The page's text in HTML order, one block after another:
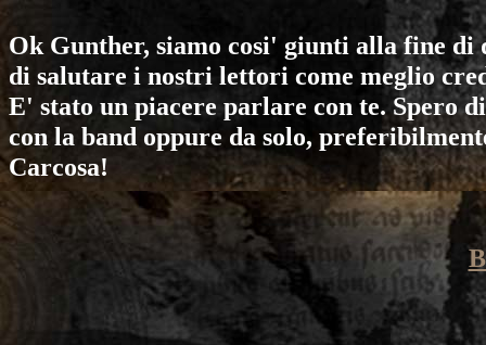
Ok Gunther, siamo cosi' giunti alla fine di
di salutare i nostri lettori come meglio
E' stato un piacere parlare con te. Spero
con la band oppure da solo,
Carcosa!